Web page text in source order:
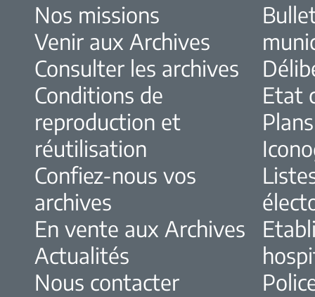
Nos missions
Venir aux Archives
Consulter les archives
Conditions de
reproduction et
réutilisation
Confiez-nous vos
archives
En vente aux Archives
Actualités
Nous contacter
Etat
Plans